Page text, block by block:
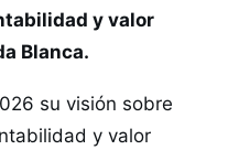
y valor
Blanca.
su visión sobre
y valor